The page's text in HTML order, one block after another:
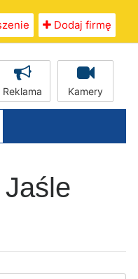
Dodaj firmę
Reklama Kamery